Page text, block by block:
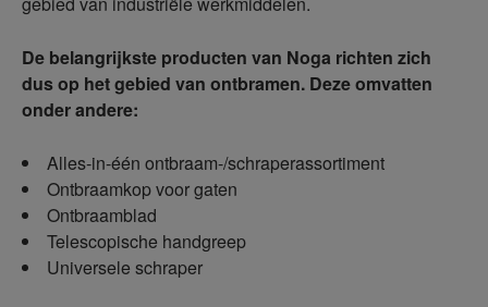
De belangrijkste producten van Noga richten zich
dus op het gebied van ontbramen. Deze omvatten
onder andere:
Alles-in-één ontbraam-/schraperassortiment
Ontbraamkop voor gaten
Ontbraamblad
Telescopische handgreep
Universele schraper